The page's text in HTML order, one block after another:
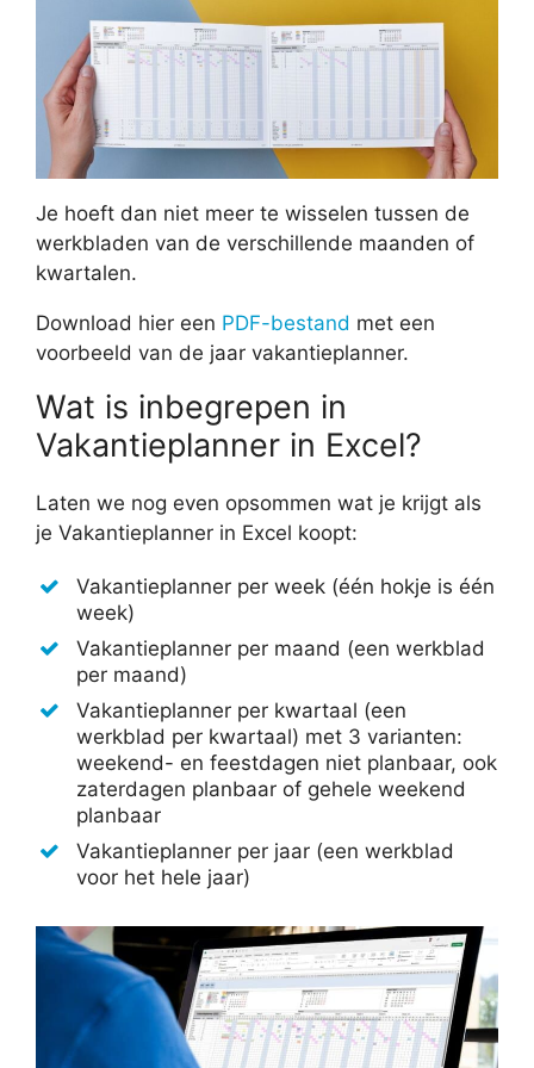
Je hoeft dan niet meer te wisselen tussen de
werkbladen van de verschillende maanden of
kwartalen.
Download hier een PDF-bestand met een
voorbeeld van de jaar vakantieplanner.
Wat is inbegrepen in
Vakantieplanner in Excel?
Laten we nog even opsommen wat je krijgt als
je Vakantieplanner in Excel koopt:
Vakantieplanner per week (één hokje is één
week)
Vakantieplanner per maand (een werkblad
per maand)
Vakantieplanner per kwartaal (een
werkblad per kwartaal) met 3 varianten:
weekend- en feestdagen niet planbaar, ook
zaterdagen planbaar of gehele weekend
planbaar
Vakantieplanner per jaar (een werkblad
voor het hele jaar)